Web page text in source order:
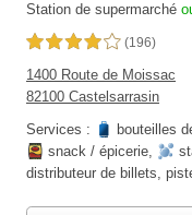
Station de supermarché
4,0 étoiles sur 5 (196)
1400 Route de Moissac
82100 Castelsarrasin
Services :
bouteilles
snack / épicerie,
distributeur de billets,